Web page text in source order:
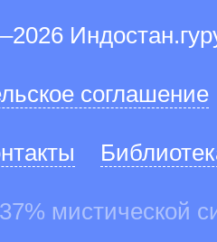
соглашение
мистической